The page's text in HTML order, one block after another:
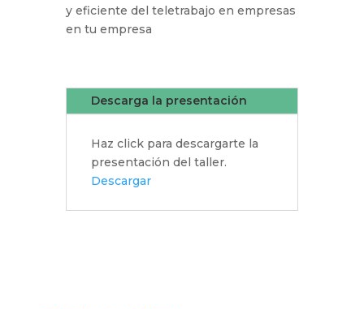
y eficiente del teletrabajo en empresas
en tu empresa
Descarga la presentación
Haz click para descargarte la
presentación del taller.
Descargar